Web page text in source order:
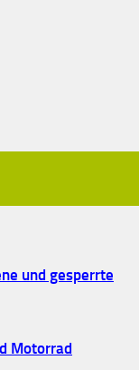
und gesperrte
Motorrad